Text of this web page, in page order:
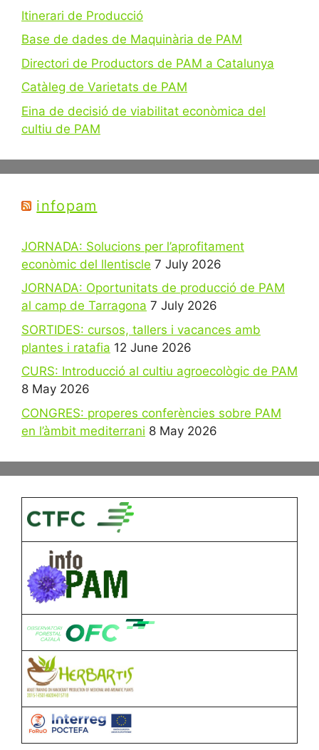
Itinerari de Producció
Base de dades de Maquinària de PAM
Directori de Productors de PAM a Catalunya
Catàleg de Varietats de PAM
Eina de decisió de viabilitat econòmica del
cultiu de PAM
infopam
JORNADA: Solucions per l’aprofitament
econòmic del llentiscle 7 July 2026
JORNADA: Oportunitats de producció de PAM
al camp de Tarragona 7 July 2026
SORTIDES: cursos, tallers i vacances amb
plantes i ratafia 12 June 2026
CURS: Introducció al cultiu agroecològic de PAM
8 May 2026
CONGRES: properes conferències sobre PAM
en l’àmbit mediterrani 8 May 2026